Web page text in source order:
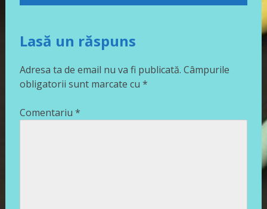
navigation
Lasă un răspuns
Adresa ta de email nu va fi publicată. Câmpurile
obligatorii sunt marcate cu *
Comentariu *